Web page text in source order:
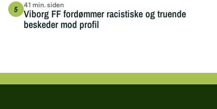
41 min. siden
Viborg FF fordømmer racistiske og truende
beskeder mod profil